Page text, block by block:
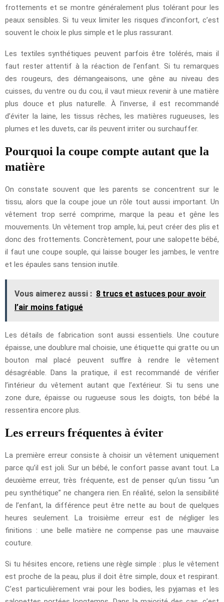
frottements et se montre généralement plus tolérant pour les
peaux sensibles. Si tu veux limiter les risques d’inconfort, c’est
souvent le choix le plus simple et le plus rassurant.
Les textiles synthétiques peuvent parfois être tolérés, mais il
faut rester attentif à la réaction de l’enfant. Si tu remarques
des rougeurs, des démangeaisons, une gêne au niveau des
cuisses, du ventre ou du cou, il vaut mieux revenir à une matière
plus douce et plus naturelle. À l’inverse, il est recommandé
d’éviter la laine, les tissus rêches, les matières rugueuses, les
plumes et les duvets, car ils peuvent irriter ou surchauffer.
Pourquoi la coupe compte autant que la
matière
On constate souvent que les parents se concentrent sur le
tissu, alors que la coupe joue un rôle tout aussi important. Un
vêtement trop serré comprime, marque la peau et gêne les
mouvements. Un vêtement trop ample, lui, peut créer des plis et
donc des frottements. Concrètement, pour une salopette bébé,
il faut une coupe souple, qui laisse bouger les jambes, le ventre
et les épaules sans tension inutile.
Vous aimerez aussi : 8 trucs et astuces pour avoir
l’air moins fatigué
Les détails de fabrication sont aussi essentiels. Une couture
épaisse, une doublure mal choisie, une étiquette qui gratte ou un
bouton mal placé peuvent suffire à rendre le vêtement
désagréable. Dans la pratique, il est recommandé de vérifier
l’intérieur du vêtement autant que l’extérieur. Si tu sens une
zone dure, épaisse ou rugueuse sous les doigts, ton bébé la
ressentira encore plus.
Les erreurs fréquentes à éviter
La première erreur consiste à choisir un vêtement uniquement
parce qu’il est joli. Sur un bébé, le confort passe avant tout. La
deuxième erreur, très fréquente, est de penser qu’un tissu “un
peu synthétique” ne changera rien. En réalité, selon la sensibilité
de l’enfant, la différence peut être nette au bout de quelques
heures seulement. La troisième erreur est de négliger les
finitions : une belle matière ne compense pas une mauvaise
couture.
Si tu hésites encore, retiens une règle simple : plus le vêtement
est proche de la peau, plus il doit être simple, doux et respirant.
C’est particulièrement vrai pour les bodies, les pyjamas et les